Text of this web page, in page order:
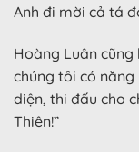
Anh đi mời cả tá
Hoàng Luân cũng
chúng tôi có năng
diện, thi đấu cho
Thiên!”